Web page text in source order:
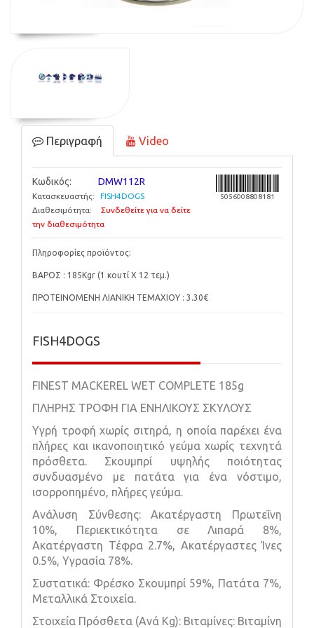
Περιγραφή Video
Κωδικός: DMW112R
Κατασκευαστής:
FISH4DOGS
Διαθεσιμότητα:
Συνδεθείτε για να δείτε
την διαθεσιμότητα
5056008808181
Πληροφορίες προϊόντος:
ΒΑΡΟΣ : 185Kgr (1 κουτί Χ 12 τεμ.)
ΠΡΟΤΕΙΝΟΜΕΝΗ ΛΙΑΝΙΚΗ ΤΕΜΑΧΙΟΥ : 3.30€
FISH4DOGS
FINEST MACKEREL WET COMPLETE 185g
ΠΛΗΡΗΣ ΤΡΟΦΗ ΓΙΑ ΕΝΗΛΙΚΟΥΣ ΣΚΥΛΟΥΣ
Υγρή τροφή χωρίς σιτηρά, η οποία παρέχει ένα
πλήρες και ικανοποιητικό γεύμα χωρίς τεχνητά
πρόσθετα. Σκουμπρί υψηλής ποιότητας
συνδυασμένο με πατάτα για ένα νόστιμο,
ισορροπημένο, πλήρες γεύμα.
Ανάλυση Σύνθεσης: Ακατέργαστη Πρωτεΐνη
10%, Περιεκτικότητα σε Λιπαρά 8%,
Ακατέργαστη Τέφρα 2.7%, Ακατέργαστες Ίνες
0.5%, Υγρασία 78%.
Συστατικά: Φρέσκο Σκουμπρί 59%, Πατάτα 7%,
Μεταλλικά Στοιχεία.
Στοιχεία Πρόσθετα (Ανά Kg): Βιταμίνες: Βιταμίνη